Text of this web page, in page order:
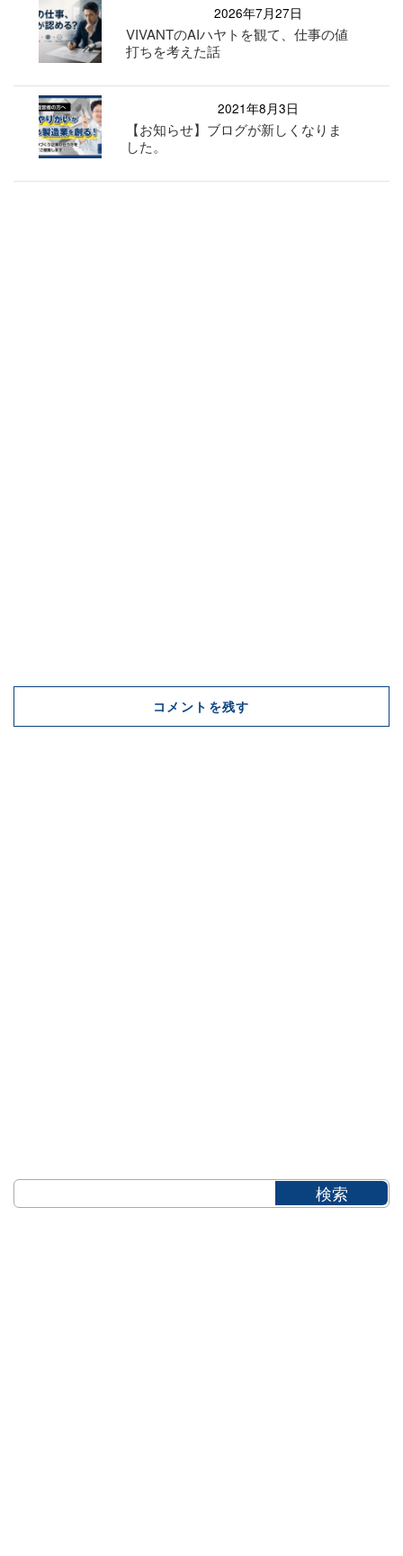
2026年7月27日
VIVANTのAIハヤトを観て、仕事の値
打ちを考えた話
2021年8月3日
【お知らせ】ブログが新しくなりま
した。
コメントを残す